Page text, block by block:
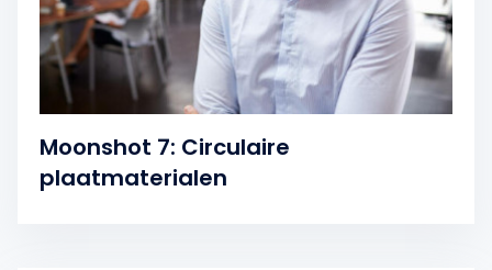
Moonshot 7: Circulaire
plaatmaterialen